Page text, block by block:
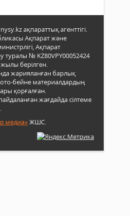
ақпараттық агенттігі.
Ақпарат және
Ақпарат
туралы № KZ80VPY00052424
жылы берілген.
жарияланған барлық
бейне материалдардың
қорғалған.
жағдайда сілтеме
медиа»ЖШС.